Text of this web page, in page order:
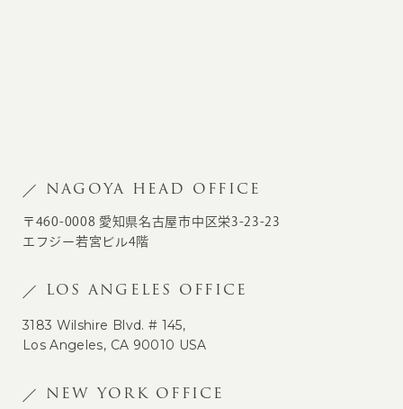
NAGOYA HEAD OFFICE
〒460-0008 愛知県名古屋市中区栄3-23-23
エフジー若宮ビル4階
LOS ANGELES OFFICE
3183 Wilshire Blvd. # 145,
Los Angeles, CA 90010 USA
NEW YORK OFFICE